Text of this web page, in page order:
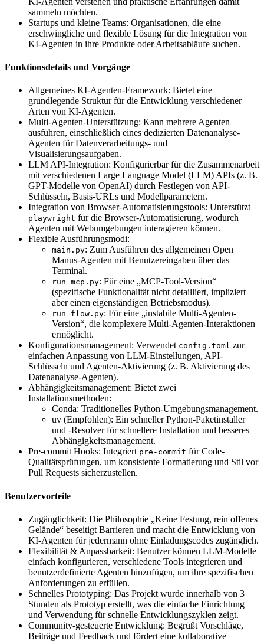
sammeln möchten.
Startups und kleine Teams: Organisationen, die eine
erschwingliche und flexible Lösung für die Integration von
KI-Agenten in ihre Produkte oder Arbeitsabläufe suchen.
Funktionsdetails und Vorgänge
Allgemeines KI-Agenten-Framework: Bietet eine
grundlegende Struktur für die Entwicklung verschiedener
Arten von KI-Agenten.
Multi-Agenten-Unterstützung: Kann mehrere Agenten
ausführen, einschließlich eines dedizierten Datenanalyse-
Agenten für Datenverarbeitungs- und
Visualisierungsaufgaben.
LLM API-Integration: Konfigurierbar für die Zusammenarbeit
mit verschiedenen Large Language Model (LLM) APIs (z. B.
GPT-Modelle von OpenAI) durch Festlegen von API-
Schlüsseln, Basis-URLs und Modellparametern.
Integration von Browser-Automatisierungstools: Unterstützt
playwright für die Browser-Automatisierung, wodurch
Agenten mit Webumgebungen interagieren können.
Flexible Ausführungsmodi:
main.py: Zum Ausführen des allgemeinen Open
Manus-Agenten mit Benutzereingaben über das
Terminal.
run_mcp.py: Für eine „MCP-Tool-Version“
(spezifische Funktionalität nicht detailliert, impliziert
aber einen eigenständigen Betriebsmodus).
run_flow.py: Für eine „instabile Multi-Agenten-
Version“, die komplexere Multi-Agenten-Interaktionen
ermöglicht.
Konfigurationsmanagement: Verwendet config.toml zur
einfachen Anpassung von LLM-Einstellungen, API-
Schlüsseln und Agenten-Aktivierung (z. B. Aktivierung des
Datenanalyse-Agenten).
Abhängigkeitsmanagement: Bietet zwei
Installationsmethoden:
Conda: Traditionelles Python-Umgebungsmanagement.
uv (Empfohlen): Ein schneller Python-Paketinstaller
und -Resolver für schnellere Installation und besseres
Abhängigkeitsmanagement.
Pre-commit Hooks: Integriert pre-commit für Code-
Qualitätsprüfungen, um konsistente Formatierung und Stil vor
Pull Requests sicherzustellen.
Benutzervorteile
Zugänglichkeit: Die Philosophie „Keine Festung, rein offenes
Gelände“ beseitigt Barrieren und macht die Entwicklung von
KI-Agenten für jedermann ohne Einladungscodes zugänglich.
Flexibilität & Anpassbarkeit: Benutzer können LLM-Modelle
einfach konfigurieren, verschiedene Tools integrieren und
benutzerdefinierte Agenten hinzufügen, um ihre spezifischen
Anforderungen zu erfüllen.
Schnelles Prototyping: Das Projekt wurde innerhalb von 3
Stunden als Prototyp erstellt, was die einfache Einrichtung
und Verwendung für schnelle Entwicklungszyklen zeigt.
Community-gesteuerte Entwicklung: Begrüßt Vorschläge,
Beiträge und Feedback und fördert eine kollaborative